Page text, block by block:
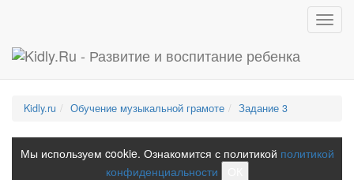
Kidly.ru Обучение музыкальной грамоте Задание 3
Мы используем cookie. Ознакомится с политикой политикой
конфиденциальности